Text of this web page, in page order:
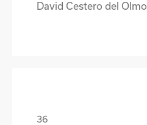
David Cestero del Olmo